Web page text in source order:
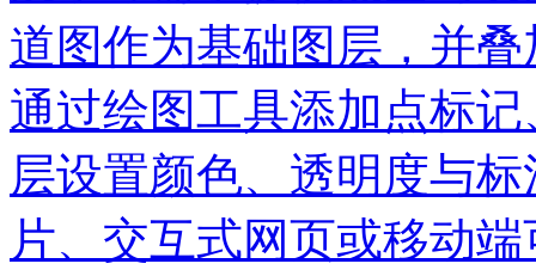
道图作为基础图层，并
通过绘图工具添加点标
层设置颜色、透明度与
片、交互式网页或移动